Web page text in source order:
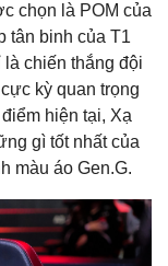
chọn là POM của
tân binh của T1
chiến thắng đội
kỳ quan trọng
hiện tại, Xạ
gì tốt nhất của
màu áo Gen.G.